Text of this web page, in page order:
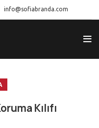
info@sofiabranda.com
Kılıfı